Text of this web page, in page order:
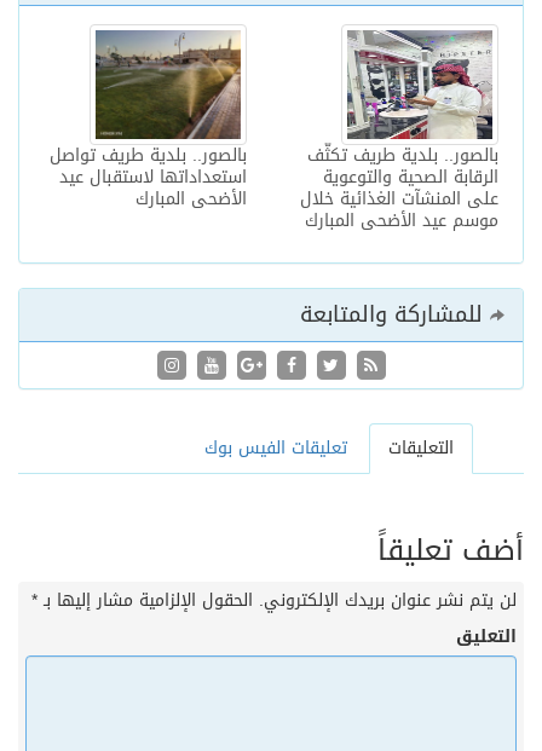
بالصور.. بلدية طريف تواصل
استعداداتها لاستقبال عيد
الأضحى المبارك
بالصور.. بلدية طريف تكثّف
الرقابة الصحية والتوعوية
على المنشآت الغذائية خلال
موسم عيد الأضحى المبارك
للمشاركة والمتابعة
التعليقات تعليقات الفيس بوك
أضف تعليقاً
لن يتم نشر عنوان بريدك الإلكتروني. الحقول الإلزامية مشار إليها بـ*
التعليق